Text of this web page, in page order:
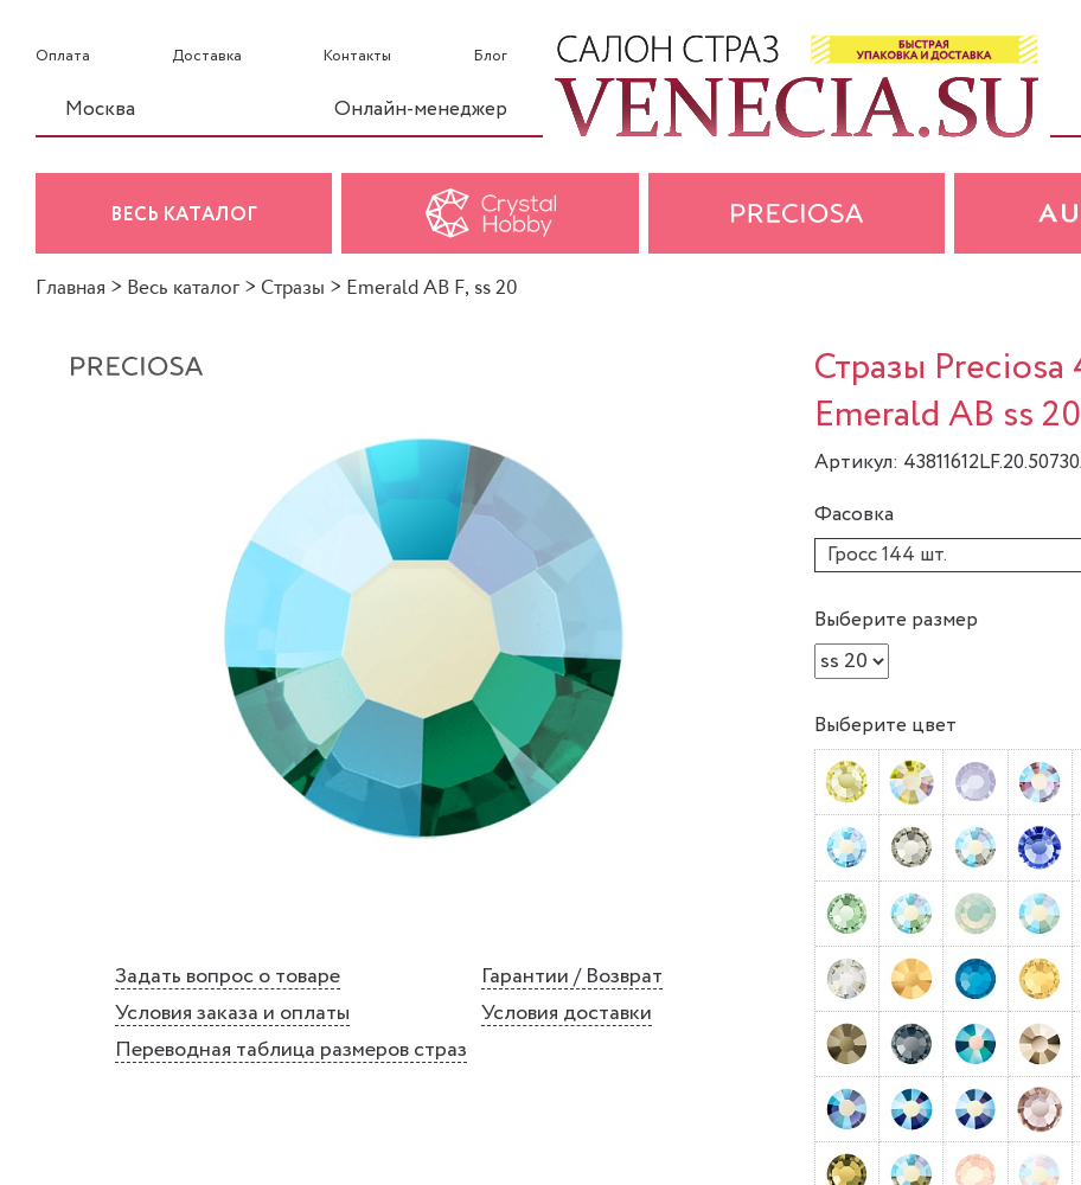
Оплата Доставка Контакты Блог
Москва Онлайн-менеджер
ВЕСЬ КАТАЛОГ
Главная > Весь каталог > Стразы > Emerald AB F, ss 20
Задать вопрос о товаре
Гарантии / Возврат
Условия заказа и оплаты
Условия доставки
Переводная таблица размеров страз
Стразы Preciosa
Emerald AB ss
Артикул:
Фасовка
Гросс 144 шт.
Выберите размер
Выберите цвет